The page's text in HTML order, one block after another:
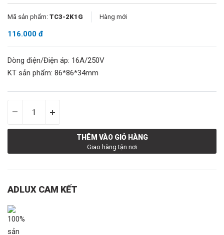
Mã sản phẩm: TC3-2K1G Hàng mới
116.000 đ
Dòng điện/Điện áp: 16A/250V
KT sản phẩm: 86*86*34mm
– +
THÊM VÀO GIỎ HÀNG
Giao hàng tận nơi
ADLUX CAM KẾT